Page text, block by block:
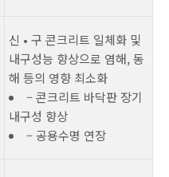
신 • 구 콘크리트 일체화 및
내구성능 향상으로 염해, 동
해 등의 영향 최소화
– 콘크리트 바닥판 장기
내구성 향상
– 공용수명 연장